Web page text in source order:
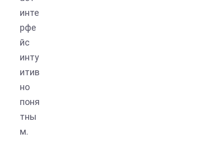
инте
рфе
йс
инту
итив
но
поня
тны
м.